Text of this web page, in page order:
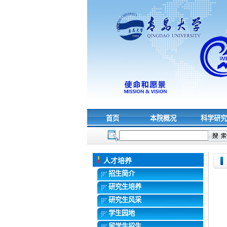
首页 本院概况 科学研
人才培养
招生简介
研究生培养
研究生风采
学生园地